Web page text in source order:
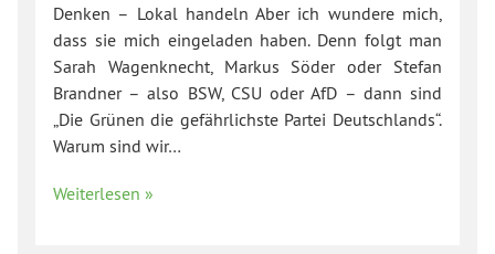
Denken – Lokal handeln Aber ich wundere mich,
dass sie mich eingeladen haben. Denn folgt man
Sarah Wagenknecht, Markus Söder oder Stefan
Brandner – also BSW, CSU oder AfD – dann sind
„Die Grünen die gefährlichste Partei Deutschlands“.
Warum sind wir…
Weiterlesen »